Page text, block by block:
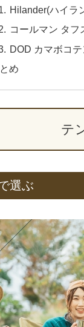
Hilander(ハイラ
コールマン タフ
DOD カマボコ
め
テ
選ぶ